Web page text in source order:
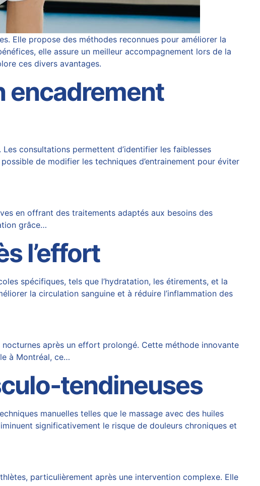
Elle propose des méthodes reconnues pour améliorer la
elle assure un meilleur accompagnement lors de la
ces divers avantages.
encadrement
consultations permettent d’identifier les faiblesses
de modifier les techniques d’entrainement pour éviter
en offrant des traitements adaptés aux besoins des
grâce…
l’effort
spécifiques, tels que l’hydratation, les étirements, et la
la circulation sanguine et à réduire l’inflammation des
après un effort prolongé. Cette méthode innovante
à Montréal, ce…
tendineuses
manuelles telles que le massage avec des huiles
significativement le risque dedouleurs chroniques et
particulièrement après une intervention complexe. Elle